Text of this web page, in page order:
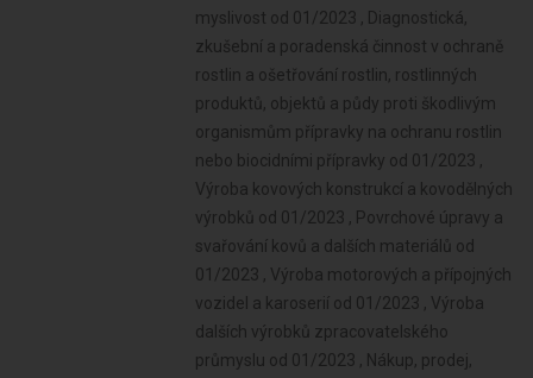
myslivost od 01/2023 , Diagnostická,
zkušební a poradenská činnost v ochraně
rostlin a ošetřování rostlin, rostlinných
produktů, objektů a půdy proti škodlivým
organismům přípravky na ochranu rostlin
nebo biocidními přípravky od 01/2023 ,
Výroba kovových konstrukcí a kovodělných
výrobků od 01/2023 , Povrchové úpravy a
svařování kovů a dalších materiálů od
01/2023 , Výroba motorových a přípojných
vozidel a karoserií od 01/2023 , Výroba
dalších výrobků zpracovatelského
průmyslu od 01/2023 , Nákup, prodej,